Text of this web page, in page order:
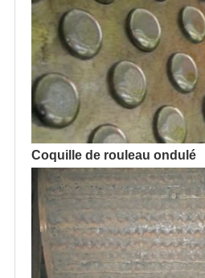
Coquille de rouleau ondulé